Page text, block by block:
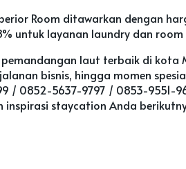
Room ditawarkan dengan
untuk layanan laundry dan room
laut terbaik di
bisnis, hingga momen
0852-5637-9797 / 0853-9551-
staycation Anda